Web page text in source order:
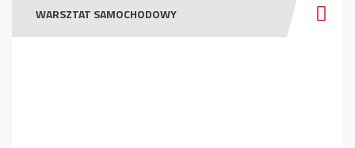
WARSZTAT SAMOCHODOWY